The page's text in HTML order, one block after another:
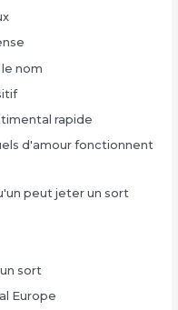
nom
rapide
d'amour fonctionnent
peut jeter un sort
sort
Europe